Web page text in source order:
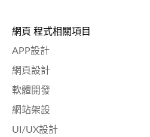
網頁 程式相關項目
APP設計
網頁設計
軟體開發
網站架設
UI/UX設計